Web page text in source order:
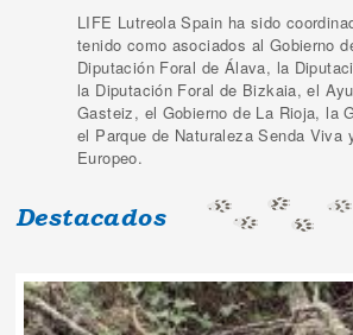
LIFE Lutreola Spain ha sido
tenido como asociados al Gobierno
Diputación Foral de Álava, la
la Diputación Foral de Bizkaia, el
Gasteiz, el Gobierno de La Rioja, la
el Parque de Naturaleza Senda Viva
Europeo.
Destacados